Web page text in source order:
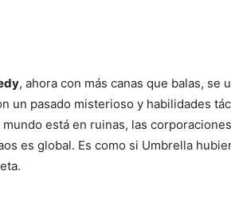
, ahora con más canas que balas, se
un pasado misterioso y habilidades
está en ruinas, las corporaciones
es global. Es como si Umbrella